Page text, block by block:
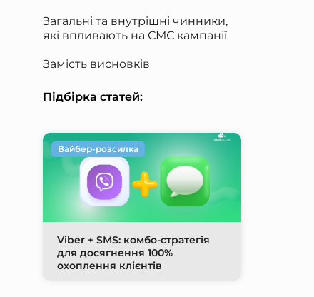
Загальні та внутрішні чинники,
які впливають на СМС кампанії
Замість висновків
Підбірка статей:
Viber + SMS: комбо-стратегія
для досягнення 100%
охоплення клієнтів
Вайбер-розсилка